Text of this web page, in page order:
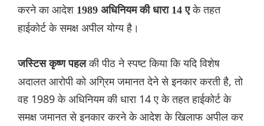
करने का आदेश 1989 अधिनियम की धारा 14 एके तहत
हाईकोर्ट के समक्ष अपील योग्य है।
जस्टिस कृष्ण पहलकी पीठ ने स्पष्ट किया कि यदि विशेष
अदालत आरोपी को अग्रिम जमानत देने से इनकार करती है, तो
वह 1989 के अधिनियम की धारा 14 ए के तहत हाईकोर्ट के
समक्ष जमानत से इनकार करने के आदेश के खिलाफ अपील कर